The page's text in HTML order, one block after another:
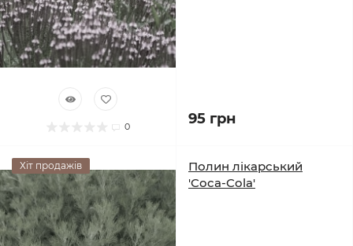
0 95 грн
Хіт продажів
Полин лікарський
'Coca-Cola'